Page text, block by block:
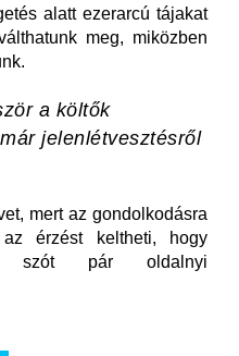
alatt ezerarcú tájakat
meg, miközben
a költők
jelenlétvesztésről
mert az gondolkodásra
érzést keltheti, hogy
szót pár oldalnyi